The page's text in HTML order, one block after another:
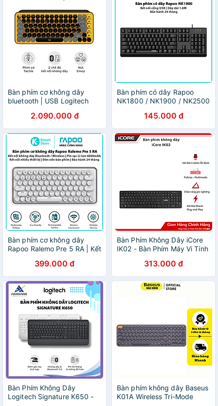
Bàn phím cơ không dây
bluetooth | USB Logitech
thể tùy chỉnh - Màu
2.090.000 đ
Bàn phím có dây Rapoo
NK1800 / NK1900 / NK2500
1.8M | Bảo hành 24 tháng -
Hàng Chính Hãng
145.000 đ
Bàn phím cơ không dây
Rapoo Ralemo Pre 5 RA | Kết
2.4ghz | Pin 4000mAh | Bảo
hành 1 năm | Hàng Chính
Hãng
399.000 đ
Bàn Phím Không Dây iCore
IK02 - Bàn Phím Máy Vi Tính
Multimedia - Hàng chính
hãng
313.000 đ
Bàn Phím Không Dây
Logitech Signature K650 -
Bàn phím không dây Baseus
K01A Wireless Tri-Mode